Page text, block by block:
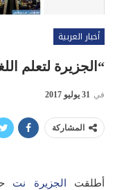
أخبار العربية
“الجزيرة لتعلم
في 31 يوليو 2017
المشاركة
أطلقت الجزيرة نت